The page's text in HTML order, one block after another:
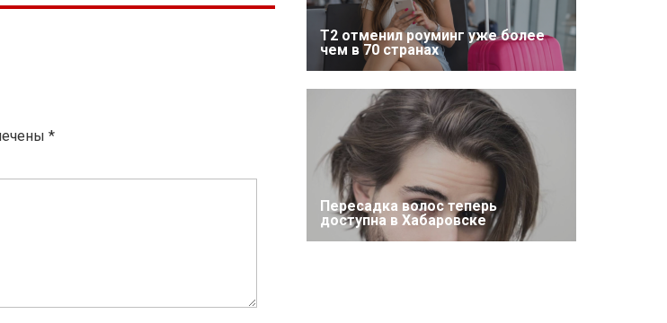
*
Т2 отменил роуминг уже более
чем в 70 странах
Пересадка волос теперь
доступна в Хабаровске